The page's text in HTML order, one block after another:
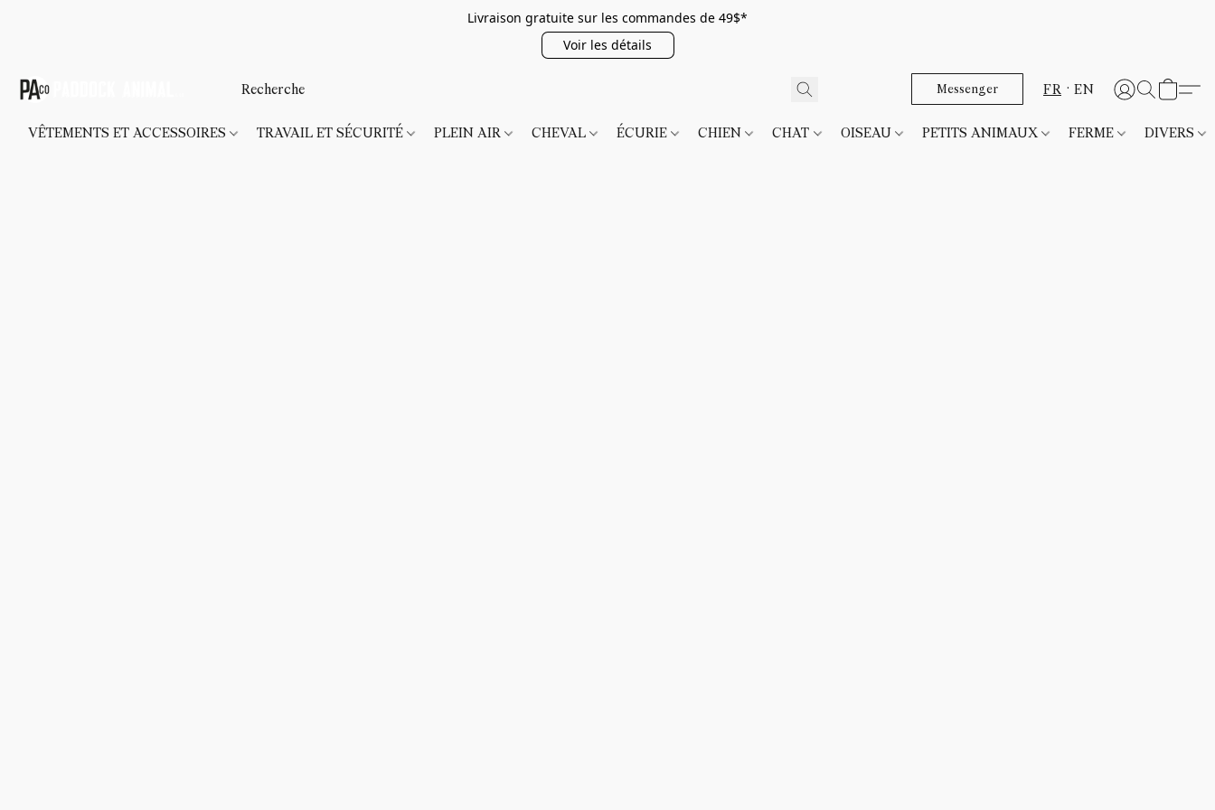
Livraison gratuite sur les commandes de 49$*
Voir les détails
Messenger FR EN
VÊTEMENTS ET ACCESSOIRES TRAVAIL ET SÉCURITÉ PLEIN AIR CHEVAL ÉCURIE CHIEN CHAT OISEAU PETITS ANIMAUX FERME DIVERS